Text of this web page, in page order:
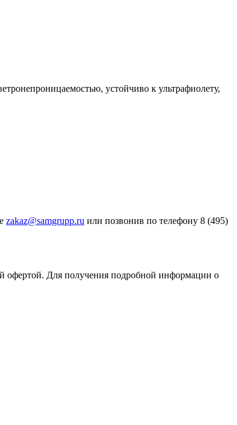
устойчиво к ультрафиолету,
zakaz@samgrupp.ru или позвонив по телефону 8 (495)
офертой. Для получения подробной информации о